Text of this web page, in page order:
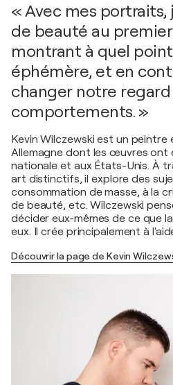
« Avec mes portraits,
de beauté au
montrant à quel
éphémère, et en
changer notre regard
comportements. »
Kevin Wilczewski est un
Allemagne dont les œuvres ont
nationale et aux États-Unis. À
art distinctifs, il explore des
consommation de masse, à la
de beauté, etc. Wilczewski
décider eux-mêmes de ce que
eux. Il crée principalement à
Découvrir la page de Kevin